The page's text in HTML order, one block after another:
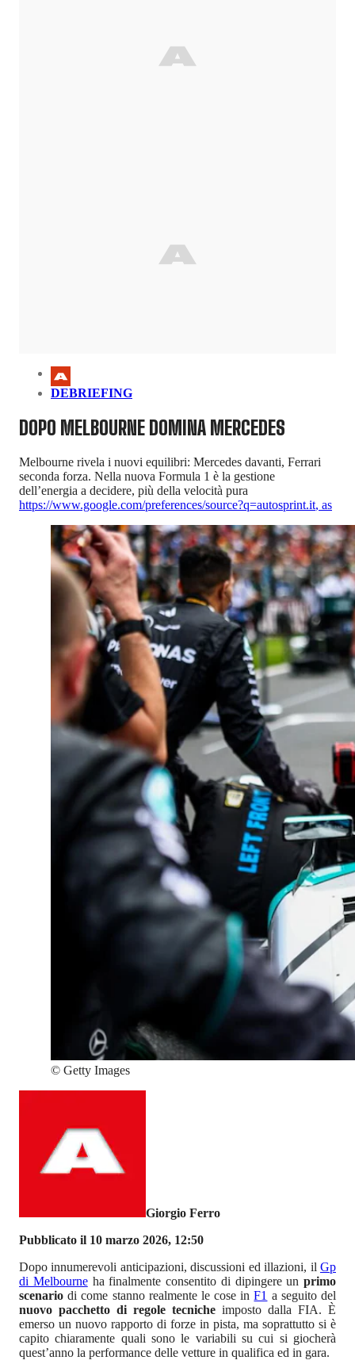
DEBRIEFING
DOPO MELBOURNE DOMINA MERCEDES
Melbourne rivela i nuovi equilibri: Mercedes davanti, Ferrari
seconda forza. Nella nuova Formula 1 è la gestione
dell’energia a decidere, più della velocità pura
https://www.google.com/preferences/source?q=autosprint.it, as
© Getty Images
Giorgio Ferro
Pubblicato il 10 marzo 2026, 12:50
Dopo innumerevoli anticipazioni, discussioni ed illazioni, il Gp
di Melbourneha finalmente consentito di dipingere un primo
scenario di come stanno realmente le cose inF1 a seguito del
nuovo pacchetto di regole tecniche imposto dalla FIA. È
emerso un nuovo rapporto di forze in pista, ma soprattutto si è
capito chiaramente quali sono le variabili su cui si giocherà
quest’anno la performance delle vetture in qualifica ed in gara.